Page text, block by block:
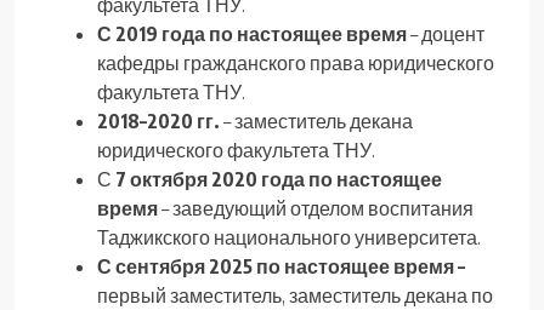
С 2019 года по настоящее время– доцент
кафедры гражданского права юридического
факультета ТНУ.
2018–2020 гг. – заместитель декана
юридического факультета ТНУ.
С 7 октября 2020 года по настоящее
время– заведующий отделом воспитания
Таджикского национального университета.
С сентября 2025 по настоящее время –
первый заместитель, заместитель декана по